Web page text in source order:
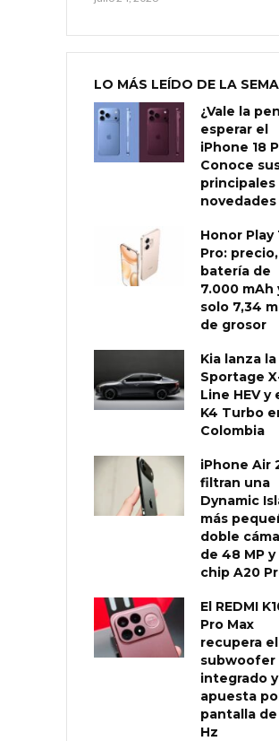
LO MÁS LEÍDO DE LA
¿Vale la
esperar el
iPhone 18
Conoce
principales
novedades
Honor Play
Pro: precio,
batería de
7.000 mAh
solo 7,34
de grosor
Kia lanza la
Sportage
Line HEV y
K4 Turbo
Colombia
iPhone Air
filtran una
Dynamic
más
doble
de 48 MP y
chip A20
El REDMI
Pro Max
recupera el
subwoofer
integrado y
apuesta
pantalla de
Hz